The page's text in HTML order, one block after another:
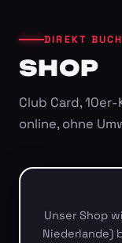
DIREKT
SHOP
Club Card,
online, ohne
Unser Shop
Niederlande)